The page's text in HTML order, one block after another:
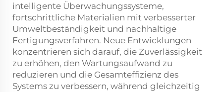
intelligente Überwachungssysteme,
fortschrittliche Materialien mit verbesserter
Umweltbeständigkeit und nachhaltige
Fertigungsverfahren. Neue Entwicklungen
konzentrieren sich darauf, die Zuverlässigkeit
zu erhöhen, den Wartungsaufwand zu
reduzieren und die Gesamteffizienz des
Systems zu verbessern, während gleichzeitig